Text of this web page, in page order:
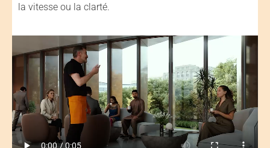
la vitesse ou la clarté.